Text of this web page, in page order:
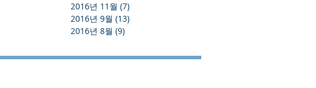
2016년 11월 (7)
2016년 9월 (13)
2016년 8월 (9)